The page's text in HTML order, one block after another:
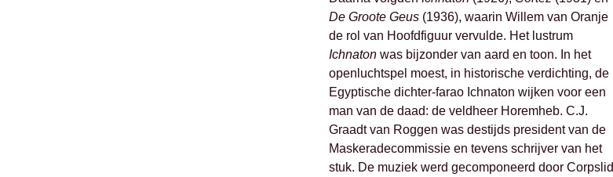
De Groote Geus (1936), waarin Willem van Oranje
de rol van Hoofdfiguur vervulde. Het lustrum
Ichnaton was bijzonder van aard en toon. In het
openluchtspel moest, in historische verdichting, de
Egyptische dichter-farao Ichnaton wijken voor een
man van de daad: de veldheer Horemheb. C.J.
Graadt van Roggen was destijds president van de
Maskeradecommissie en tevens schrijver van het
stuk. De muziek werd gecomponeerd door Corpslid